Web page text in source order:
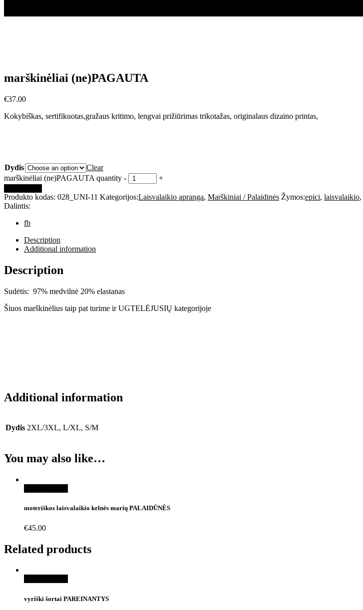
marškinėliai (ne)PAGAUTA
€37.00
Kokybiškas, sertifikuotas,gražaus kritimo, lengvai prižiūrimas trikotažas, originalaus dizaino printas,
Dydis
Clear
marškinėliai (ne)PAGAUTA quantity - +
Produkto kodas: 028_UNI-11 Kategorijos:Laisvalaikio apranga, Marškiniai / Palaidinės Žymos:epici, laisvalaikio,
Dalintis:
fb
Description
Additional information
Description
Sudėtis: 97% medvilnė 20% elastanas
Šiuos marškinėlius taip pat turime ir UGTELĖJUSIŲ kategorijoje
Additional information
Dydis 2XL/3XL, L/XL, S/M
You may also like…
moteriškos laisvalaikio kelnės marių PALAIDŪNĖS
€45.00
Related products
vyriški šortai PAREINANTYS